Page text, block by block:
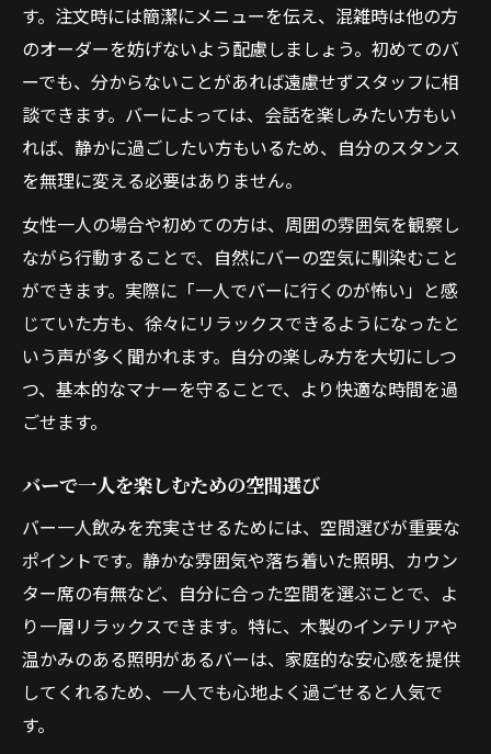
す。注文時には簡潔にメニューを伝え、混雑時は他の方
のオーダーを妨げないよう配慮しましょう。初めてのバ
ーでも、分からないことがあれば遠慮せずスタッフに相
談できます。バーによっては、会話を楽しみたい方もい
れば、静かに過ごしたい方もいるため、自分のスタンス
を無理に変える必要はありません。
女性一人の場合や初めての方は、周囲の雰囲気を観察し
ながら行動することで、自然にバーの空気に馴染むこと
ができます。実際に「一人でバーに行くのが怖い」と感
じていた方も、徐々にリラックスできるようになったと
いう声が多く聞かれます。自分の楽しみ方を大切にしつ
つ、基本的なマナーを守ることで、より快適な時間を過
ごせます。
バーで一人を楽しむための空間選び
バー一人飲みを充実させるためには、空間選びが重要な
ポイントです。静かな雰囲気や落ち着いた照明、カウン
ター席の有無など、自分に合った空間を選ぶことで、よ
り一層リラックスできます。特に、木製のインテリアや
温かみのある照明があるバーは、家庭的な安心感を提供
してくれるため、一人でも心地よく過ごせると人気で
す。